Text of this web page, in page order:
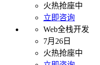
火热抢座中
立即咨询
Web全栈开发
7月26日
火热抢座中